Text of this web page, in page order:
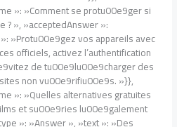
»: »Comment se protu00e9ger si
? », »acceptedAnswer »:
»Protu00e9gez vos appareils avec
officiels, activez l’authentification
de tu00e9lu00e9charger des
non vu00e9rifiu00e9s. »}},
»: »Quelles alternatives gratuites
et su00e9ries lu00e9galement
»: »Answer », »text »: »Des